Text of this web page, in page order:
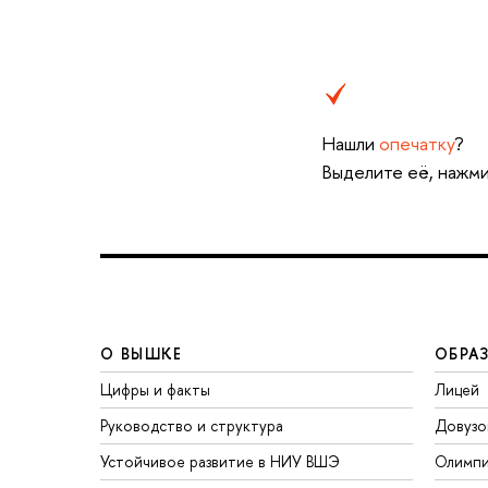
Нашли опечатку?
Выделите её,
О ВЫШКЕ
Цифры и факты
Руководство и структура
Устойчивое развитие в НИУ ВШЭ
Лицей